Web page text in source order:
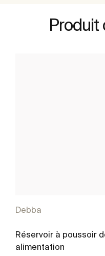
Produit
Debba
Réservoir à poussoir
alimentation